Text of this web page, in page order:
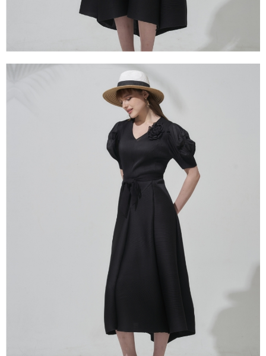
４．使用「AFTEE先享後付」時，將依據個別帳號之用戶狀況，依本公司即
時審查核予不同之上限額度；若仍有額度不足之情形，本公司將視審查結果
５．嚴禁一人註冊多個帳號或使用他人資訊註冊。若發現惡意使用之情形，